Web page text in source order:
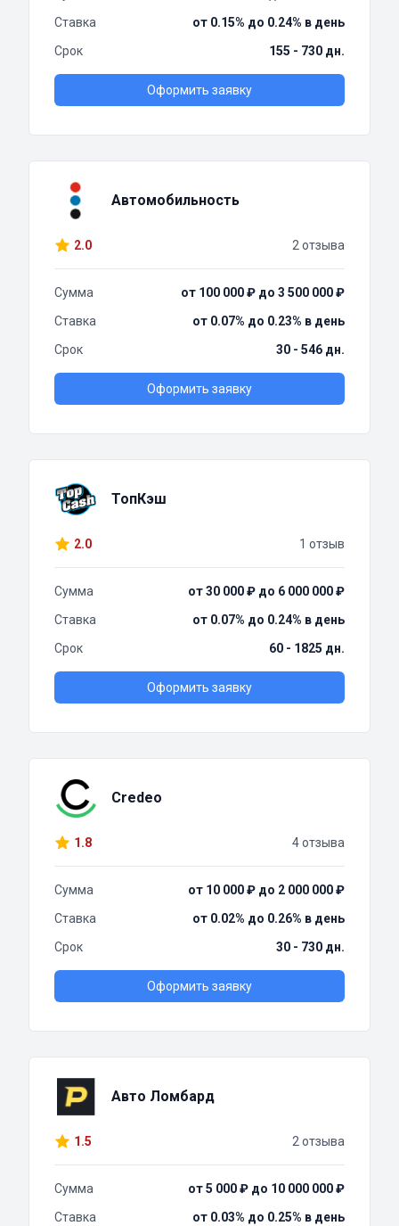
Ставка
от 0.15% до 0.24% в день
Срок
155 - 730 дн.
Оформить заявку
Автомобильность
2.0 2 отзыва
Сумма
от 100 000 ₽ до 3 500 000 ₽
Ставка
от 0.07% до 0.23% в день
Срок
30 - 546 дн.
Оформить заявку
ТопКэш
2.0 1 отзыв
Сумма
от 30 000 ₽ до 6 000 000 ₽
Ставка
от 0.07% до 0.24% в день
Срок
60 - 1825 дн.
Оформить заявку
Credeo
1.8 4 отзыва
Сумма
от 10 000 ₽ до 2 000 000 ₽
Ставка
от 0.02% до 0.26% в день
Срок
30 - 730 дн.
Оформить заявку
Авто Ломбард
1.5 2 отзыва
Сумма
от 5 000 ₽ до 10 000 000 ₽
Ставка
от 0.03% до 0.25% в день